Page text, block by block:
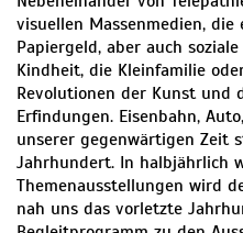
visuellen Massenmedien, die
Papiergeld, aber auch
Kindheit, die Kleinfamilie
Revolutionen der Kunst und
Erfindungen. Eisenbahn,
unserer gegenwärtigen Zeit
Jahrhundert. In halbjährlich
Themenausstellungen wird
nah uns das vorletzte